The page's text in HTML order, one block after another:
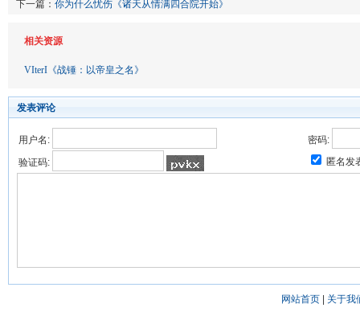
下一篇： 你为什么忧伤《诸天从情满四合院开始》
相关资源
VIterI《战锤：以帝皇之名》
发表评论
用户名:
密码:
验证码:
匿名发
网站首页| 关于我